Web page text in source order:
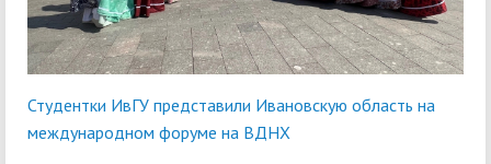
Студентки ИвГУ представили Ивановскую область на
международном форуме на ВДНХ